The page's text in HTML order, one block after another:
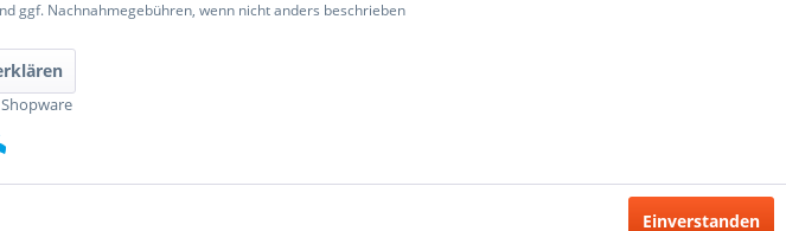
ggf. Nachnahmegebühren, wenn nicht anders beschrieben
Einverstanden